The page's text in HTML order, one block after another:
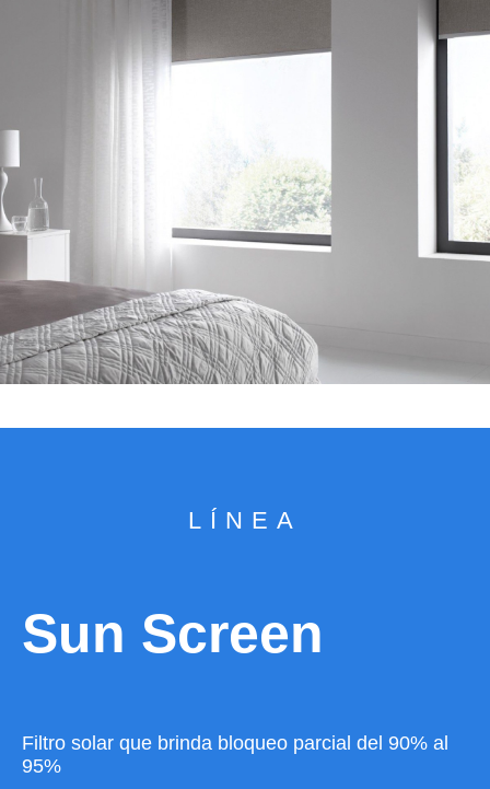
VER CATÁLOGO
LÍNEA
Sun Screen
Filtro solar que brinda bloqueo parcial del 90% al
95%